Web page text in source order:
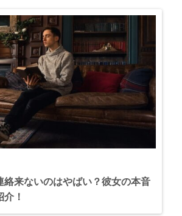
絡来ないのはやばい？彼女の本音
！